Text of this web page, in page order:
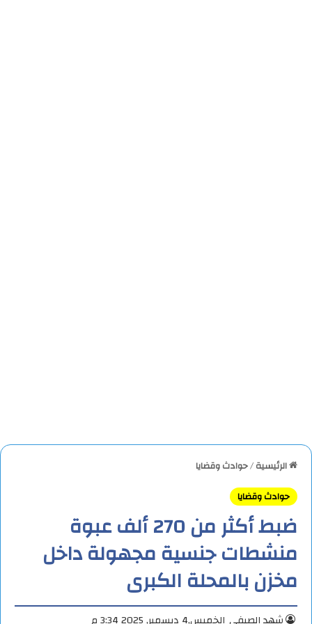
الرئيسية/حوادث وقضايا
حوادث وقضايا
ضبط أكثر من 270 ألف عبوة
منشطات جنسية مجهولة داخل
مخزن بالمحلة الكبرى